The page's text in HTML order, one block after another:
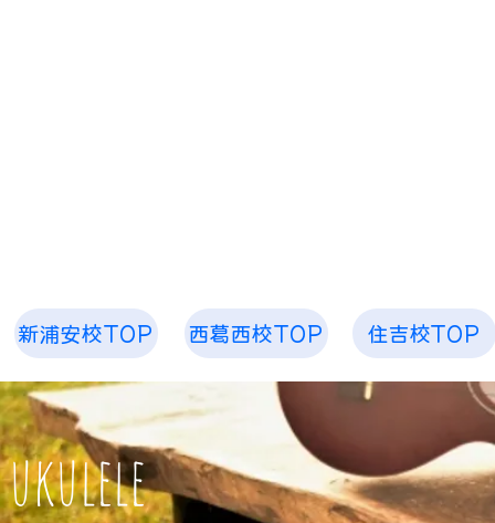
新浦安校TOP 西葛西校TOP 住吉校TOP
​ukulele